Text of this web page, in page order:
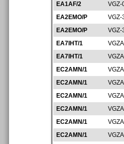
EA1AF/2
VGZ-
EA2EMO/P
VGZ-
EA2EMO/P
VGZ-
EA7IHT/1
EA7IHT/1
EC2AMN/1
EC2AMN/1
EC2AMN/1
EC2AMN/1
EC2AMN/1
EC2AMN/1